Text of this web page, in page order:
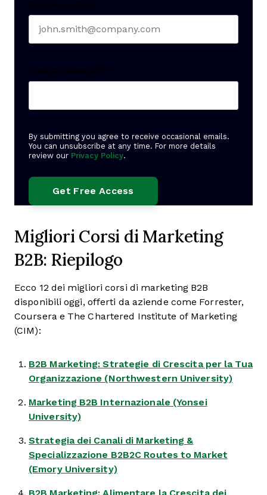
Business email *
Create Password *
By submitting you agree to receive occasional emails.
You can unsubscribe at any time. For more details
review our Privacy Policy.
Migliori Corsi di Marketing
B2B: Riepilogo
Ecco 12 dei migliori corsi di marketing B2B
disponibili oggi, offerti da aziende come Forrester,
Coursera e The Chartered Institute of Marketing
(CIM):
B2B Marketing: Strategie di Crescita per la Tua
Organizzazione (Northwestern University)
Marketing B2B Internazionale (Yonsei
University)
Strategia dei Canali di Marketing &
Specializzazione B2B2C Routes to Market
(Emory University)
B2B Marketing: Alimentare la Crescita dei